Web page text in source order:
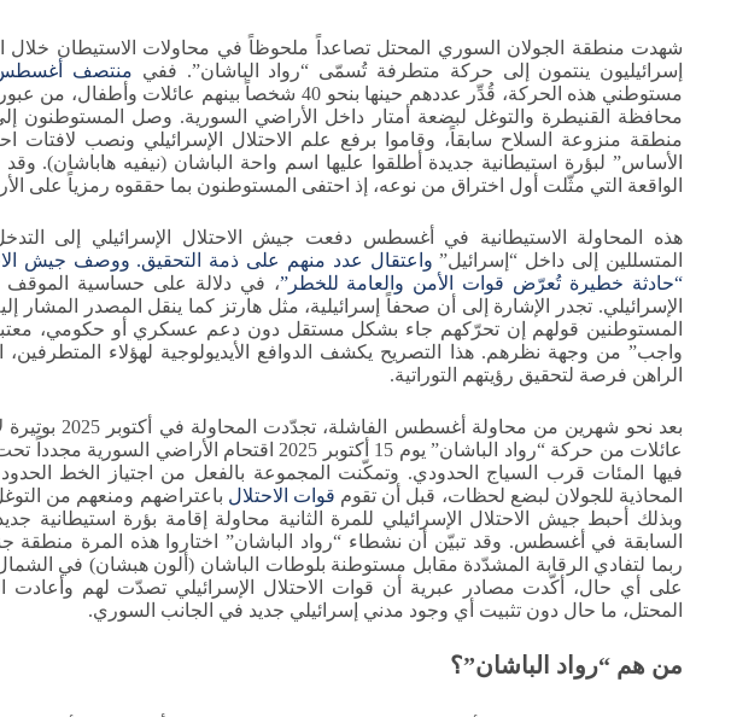
شهدت منطقة الجولان السوري المحتل تصاعداً ملحوظاً في محاولات الاستيطان خلال
إسرائيليون ينتمون إلى حركة متطرفة تُسمّى “رواد الباشان”. ففي منتصف أغسطس
مستوطني هذه الحركة، قُدِّر عددهم حينها بنحو 40 شخصاً بينهم
محافظة القنيطرة والتوغل لبضعة أمتار داخل الأراضي السورية. وصل المستوطنون
منطقة منزوعة السلاح سابقاً، وقاموا برفع علم الاحتلال الإسرائيلي ونصب لافتات
الأساس” لبؤرة استيطانية جديدة أطلقوا عليها اسم واحة الباشان (نيفيه هاباشان).
الواقعة التي مثّلت أول اختراق من نوعه، إذ احتفى المستوطنون بما حققوه رمزياً على
هذه المحاولة الاستيطانية في أغسطس دفعت جيش الاحتلال الإسرائيلي إلى
المتسللين إلى داخل “إسرائيل” واعتقال عدد منهم على ذمة التحقيق. ووصف جيش
“حادثة خطيرة تُعرّض قوات الأمن والعامة للخطر”، في دلالة على حساسية
الإسرائيلي. تجدر الإشارة إلى أن صحفاً إسرائيلية، مثل هارتز كما ينقل المصدر المشار
المستوطنين قولهم إن تحرّكهم جاء بشكل مستقل دون دعم عسكري أو حكومي،
واجب” من وجهة نظرهم. هذا التصريح يكشف الدوافع الأيديولوجية لهؤلاء المتطرفين،
الراهن فرصة لتحقيق رؤيتهم التوراتية.
بعد نحو شهرين من
عائلات من حركة “رواد الباشان” يوم 15 أكتوبر 2025
فيها المئات قرب السياج الحدودي. وتمكّنت المجموعة بالفعل من اجتياز الخط
المحاذية للجولان لبضع لحظات، قبل أن تقوم قوات الاحتلال باعتراضهم ومنعهم من
وبذلك أحبط جيش الاحتلال الإسرائيلي للمرة الثانية محاولة إقامة بؤرة استيطانية
السابقة في أغسطس. وقد تبيّن أن نشطاء “رواد الباشان” اختاروا هذه المرة منطقة
ربما لتفادي الرقابة المشدّدة مقابل مستوطنة بلوطات الباشان (ألون هبشان) في
على أي حال، أكّدت مصادر عبرية أن قوات الاحتلال الإسرائيلي تصدّت لهم وأعادت
المحتل، ما حال دون تثبيت أي وجود مدني إسرائيلي جديد في الجانب السوري.
من هم “رواد الباشان”؟